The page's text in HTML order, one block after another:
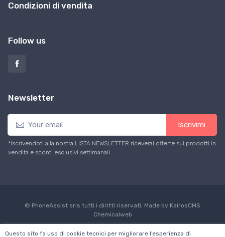
Condizioni di vendita
Follow us
Newsletter
Iscrivimi
*Iscrivendoti alla nostra LISTA NEWSLETTER riceverai offerte sui prodotti in
vendita e sconti esclusivi settimanali
© PhoneAssist srls tutti i diritti riservati. Made by KairosCMS
Chemicalweb
Questo sito fa uso di cookie tecnici per migliorare l’esperienza di